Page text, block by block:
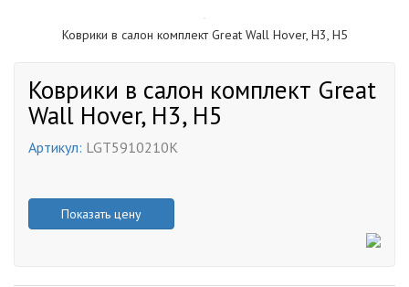
Коврики в салон комплект Great Wall Hover, H3, H5
Коврики в салон комплект Great
Wall Hover, H3, H5
Артикул: LGT5910210K
Показать цену